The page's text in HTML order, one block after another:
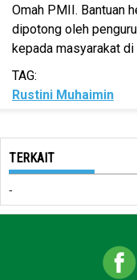
Omah PMII. Bantuan
dipotong oleh
kepada masyarakat
TAG:
Rustini Muhaimin
TERKAIT
-